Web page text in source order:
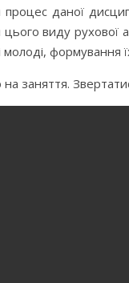
даної
виду рухової
формування
заняття.